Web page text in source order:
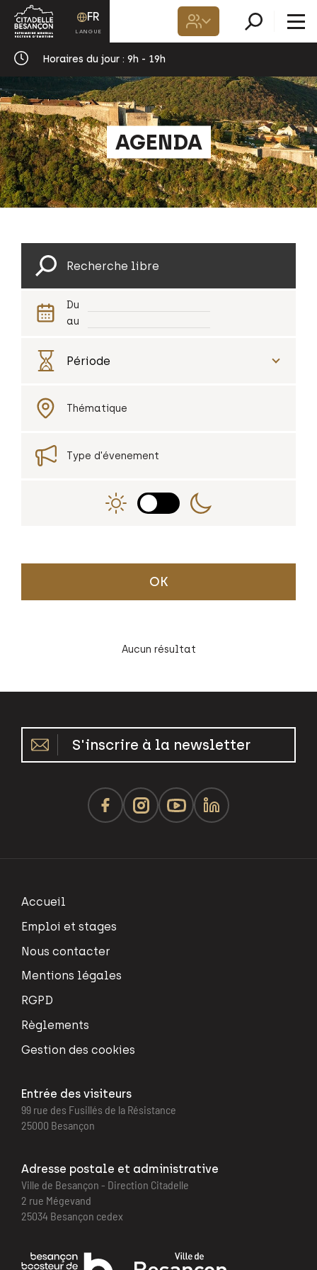
Horaires du jour : 9h - 19h
FR
AGENDA
Du
au
Thématique
Type d'évenement
OK
Aucun résultat
S'inscrire à la newsletter
Accueil
Emploi et stages
Nous contacter
Mentions légales
RGPD
Règlements
Gestion des cookies
Entrée des visiteurs
99 rue des Fusillés de la Résistance
25000 Besançon
Adresse postale et administrative
Ville de Besançon - Direction Citadelle
2 rue Mégevand
25034 Besançon cedex